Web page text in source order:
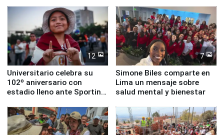
12
Universitario celebra su
102º aniversario con
estadio lleno ante Sporting
7
Simone Biles comparte en
Lima un mensaje sobre
salud mental y bienestar